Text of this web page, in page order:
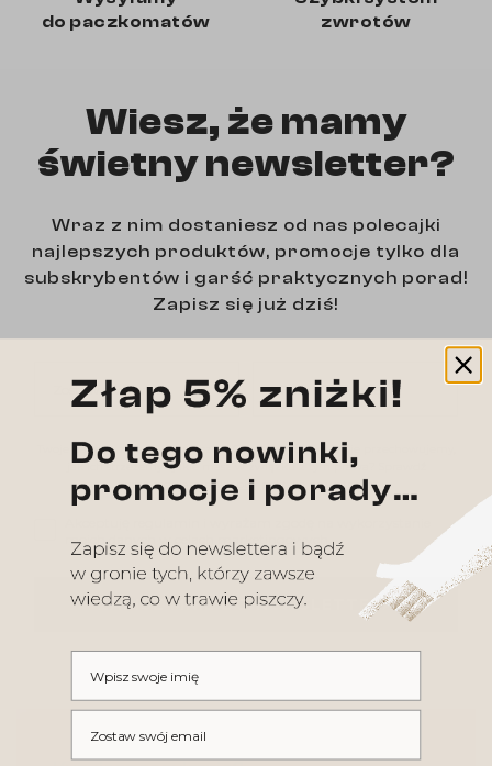
do paczkomatów
zwrotów
Wiesz, że mamy
świetny newsletter?
Wraz z nim dostaniesz od nas polecajki
najlepszych produktów, promocje tylko dla
subskrybentów i garść praktycznych porad!
Zapisz się już dziś!
Twoje dane są z nami bezpieczne! Chcesz wiedzieć, jak je przechowujemy,
jak ich strzeżemy i jakie masz w związku z tym prawa? Sprawdź
nasząregulamin sklepui politykę prywatności
Akceptuję regulamin i wyrażam zgodę na wykorzystanie
moich danych w celach marketingowych.
ZAPISZ MNIE DO NEWSLETTERA